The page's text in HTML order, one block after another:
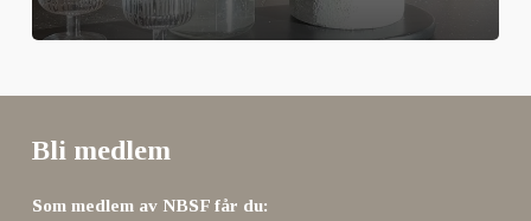
Bli medlem
Som medlem av NBSF får du: